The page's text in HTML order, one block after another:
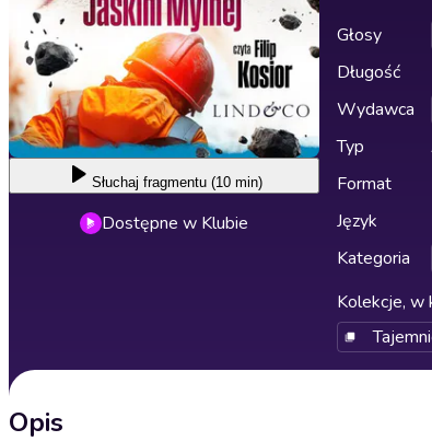
Słuchaj fragmentu (10 min)
Dostępne w Klubie
Głosy
Długość
Wydawca
Typ
Format
Język
Kategoria
Kolekcje, w
Opis